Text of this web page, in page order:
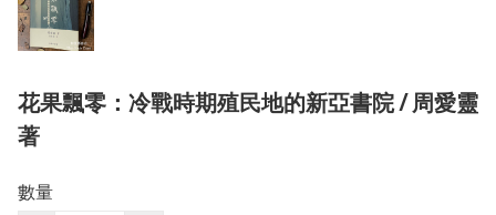
花果飄零：冷戰時期殖民地的新亞書院 / 周愛靈
著
數量